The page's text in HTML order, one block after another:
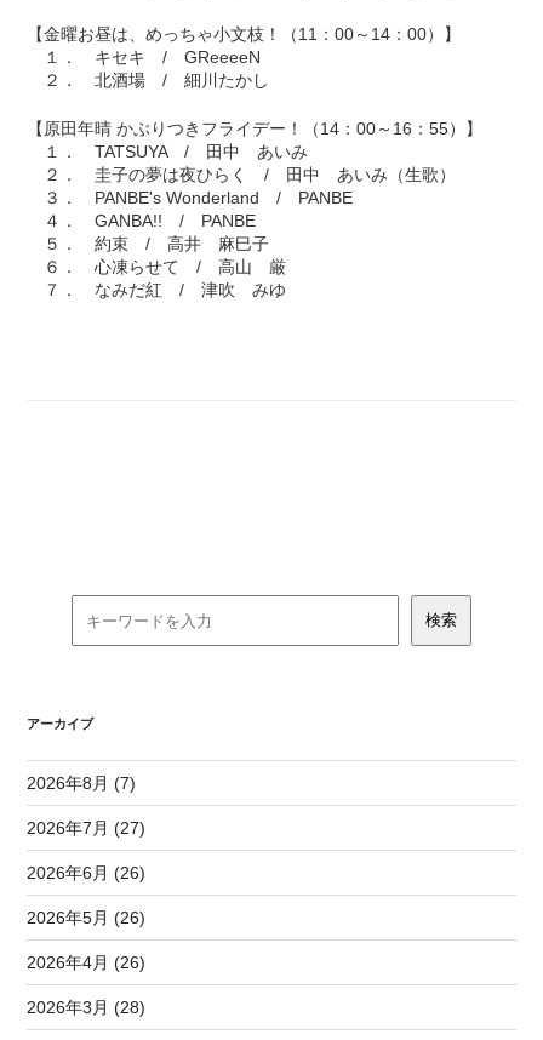
【金曜お昼は、めっちゃ小文枝！（11：00～14：00）】
１． キセキ / GReeeeN
２． 北酒場 / 細川たかし
【原田年晴 かぶりつきフライデー！（14：00～16：55）】
１． TATSUYA / 田中 あいみ
２． 圭子の夢は夜ひらく / 田中 あいみ（生歌）
３． PANBE's Wonderland / PANBE
４． GANBA!! / PANBE
５． 約束 / 高井 麻巳子
６． 心凍らせて / 高山 厳
７． なみだ紅 / 津吹 みゆ
アーカイブ
2026年8月 (7)
2026年7月 (27)
2026年6月 (26)
2026年5月 (26)
2026年4月 (26)
2026年3月 (28)